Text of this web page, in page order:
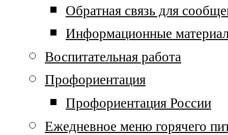
Обратная связь для
Информационные
Воспитательная работа
Профориентация
Профориентация России
Ежедневное меню горячего